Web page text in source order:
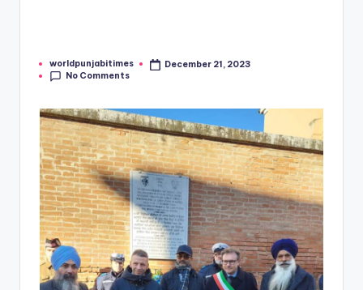
Posted
by
worldpunjabitimes
December 21, 2023
No Comments